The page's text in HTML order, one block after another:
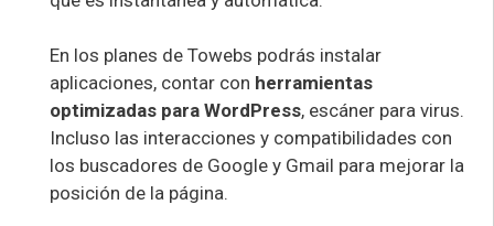
En los planes de Towebs podrás instalar
aplicaciones, contar con herramientas
optimizadas para WordPress, escáner para virus.
Incluso las interacciones y compatibilidades con
los buscadores de Google y Gmail para mejorar la
posición de la página.